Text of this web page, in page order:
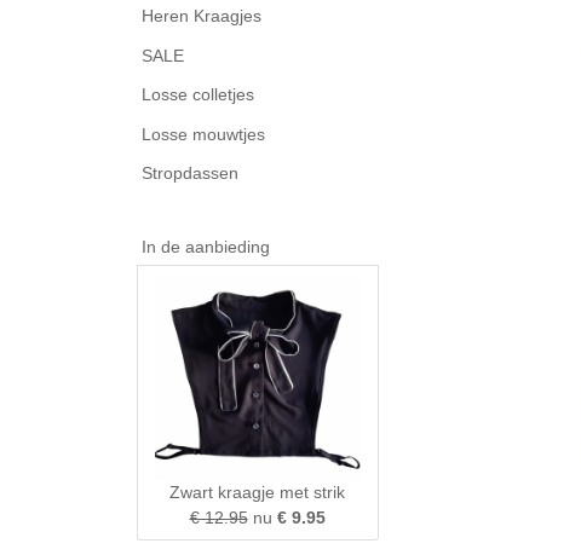
Heren Kraagjes
SALE
Losse colletjes
Losse mouwtjes
Stropdassen
In de aanbieding
Zwart kraagje met strik
€ 12.95nu € 9.95